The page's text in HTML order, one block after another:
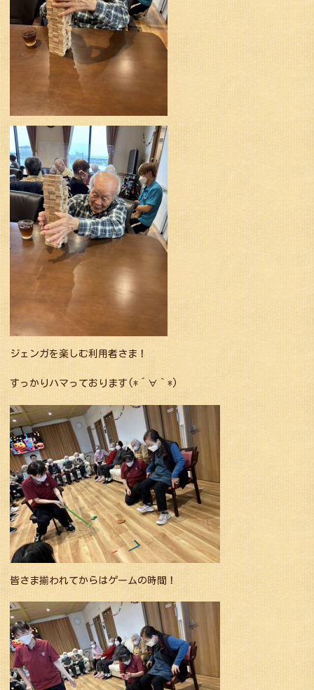
ジェンガを楽しむ利用者さま！
すっかりハマっております(*´∀｀*)
皆さま揃われてからはゲームの時間！